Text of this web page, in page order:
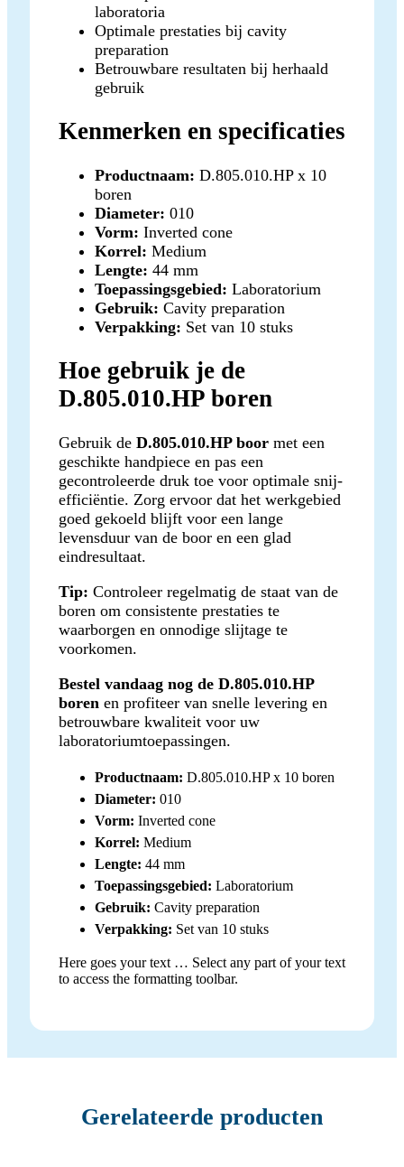
laboratoria
Optimale prestaties bij cavity
preparation
Betrouwbare resultaten bij herhaald
gebruik
Kenmerken en specificaties
Productnaam: D.805.010.HP x 10
boren
Diameter: 010
Vorm: Inverted cone
Korrel: Medium
Lengte: 44 mm
Toepassingsgebied: Laboratorium
Gebruik: Cavity preparation
Verpakking: Set van 10 stuks
Hoe gebruik je de
D.805.010.HP boren
Gebruik de D.805.010.HP boor met een
geschikte handpiece en pas een
gecontroleerde druk toe voor optimale snij-
efficiëntie. Zorg ervoor dat het werkgebied
goed gekoeld blijft voor een lange
levensduur van de boor en een glad
eindresultaat.
Tip: Controleer regelmatig de staat van de
boren om consistente prestaties te
waarborgen en onnodige slijtage te
voorkomen.
Bestel vandaag nog de D.805.010.HP
boren en profiteer van snelle levering en
betrouwbare kwaliteit voor uw
laboratoriumtoepassingen.
Productnaam: D.805.010.HP x 10 boren
Diameter: 010
Vorm: Inverted cone
Korrel: Medium
Lengte: 44 mm
Toepassingsgebied: Laboratorium
Gebruik: Cavity preparation
Verpakking: Set van 10 stuks
Here goes your text … Select any part of your text
to access the formatting toolbar.
Gerelateerde producten